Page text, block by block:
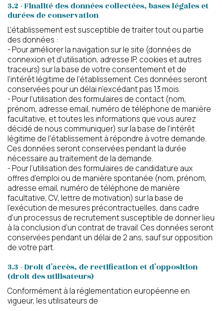
3.2 - Finalité des données collectées, bases légales et
durées de conservation
L’établissement est susceptible de traiter tout ou partie
des données :
- Pour améliorer la navigation sur le site (données de
connexion et d’utilisation, adresse IP, cookies et autres
traceurs) sur la base de votre consentement et de
l’intérêt légitime de l’établissement. Ces données seront
conservées pour un délai n’excédant pas 13 mois.
- Pour l’utilisation des formulaires de contact (nom,
prénom, adresse email, numéro de téléphone de manière
facultative, et toutes les informations que vous aurez
décidé de nous communiquer) sur la base de l’intérêt
légitime de l’établissement à répondre à votre demande.
Ces données seront conservées pendant la durée
nécessaire au traitement de la demande.
- Pour l’utilisation des formulaires de candidature aux
offres d’emploi ou de manière spontanée (nom, prénom,
adresse email, numéro de téléphone de manière
facultative, CV, lettre de motivation) sur la base de
l’exécution de mesures précontractuelles, dans cadre
d’un processus de recrutement susceptible de donner lieu
à la conclusion d’un contrat de travail. Ces données seront
conservées pendant un délai de 2 ans, sauf sur opposition
de votre part.
3.3 - Droit d’accès, de rectification et d’opposition
(droit des utilisateurs)
Conformément à la réglementation européenne en
vigueur, les utilisateurs de